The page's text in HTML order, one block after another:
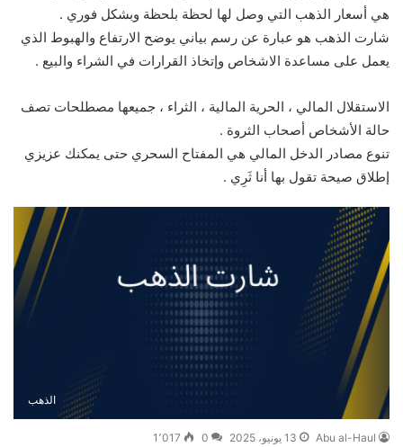
هي أسعار الذهب التي وصل لها لحظة بلحظة وبشكل فوري .
شارت الذهب هو عبارة عن رسم بياني يوضح الارتفاع والهبوط الذي
يعمل على مساعدة الاشخاص وإتخاذ القرارات في الشراء والبيع .
الاستقلال المالي ، الحرية المالية ، الثراء ، جميعها مصطلحات تصف
حالة الأشخاص أصحاب الثروة .
تنوع مصادر الدخل المالي هي المفتاح السحري حتى يمكنك عزيزي
إطلاق صيحة تقول بها أنا ثَرِي .
الذهب
Abu al-Haul 13 يونيو، 2025 0 1٬017